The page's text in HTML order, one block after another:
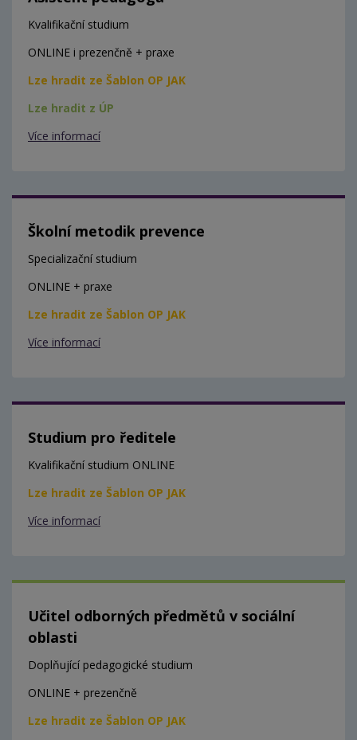
Kvalifikační studium
ONLINE i prezenčně + praxe
Lze hradit ze Šablon OP JAK
Lze hradit z ÚP
Více informací
Školní metodik prevence
Specializační studium
ONLINE + praxe
Lze hradit ze Šablon OP JAK
Více informací
Studium pro ředitele
Kvalifikační studium ONLINE
Lze hradit ze Šablon OP JAK
Více informací
Učitel odborných předmětů v sociální
oblasti
Doplňující pedagogické studium
ONLINE + prezenčně
Lze hradit ze Šablon OP JAK